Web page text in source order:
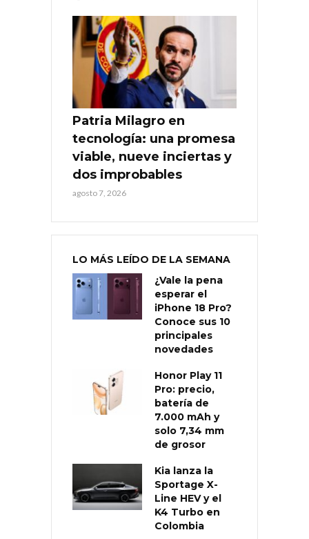
Patria Milagro en
tecnología: una promesa
viable, nueve inciertas y
dos improbables
agosto 7, 2026
LO MÁS LEÍDO DE LA SEMANA
¿Vale la pena
esperar el
iPhone 18 Pro?
Conoce sus 10
principales
novedades
Honor Play 11
Pro: precio,
batería de
7.000 mAh y
solo 7,34 mm
de grosor
Kia lanza la
Sportage X-
Line HEV y el
K4 Turbo en
Colombia